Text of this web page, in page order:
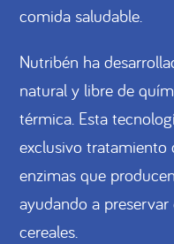
comida saludable.
Nutribén ha
natural y libre de
térmica. Esta
exclusivo tratamiento
enzimas que
ayudando a
cereales.